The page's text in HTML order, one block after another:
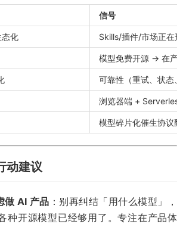
信号
化 Skills/插件/市场正在形
模型免费开源 → 在产
可靠性（重试、状态、
浏览器端 + Serverless
模型碎片化催生协议翻
动建议
做 AI 产品 ：别再纠结「用什么模型」，
种开源模型已经够用了。专注在产品体